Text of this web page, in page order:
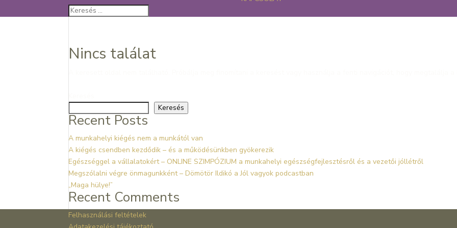
Nincs találat
Keresés
Recent Posts
A munkahelyi kiégés nem a munkától van
A kiégés csendben kezdődik – és a működésünkben gyökerezik
Egészséggel a vállalatokért – ONLINE SZIMPÓZIUM a munkahelyi egészségfejlesztésről és a vezetői jóllétről
Megszólalni végre önmagunkként – Dömötör Ildikó a Jól vagyok podcastban
„Maga hülye!”
Recent Comments
Felhasználási feltételek